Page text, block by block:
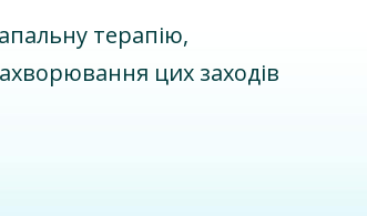
терапію,
цих заходів